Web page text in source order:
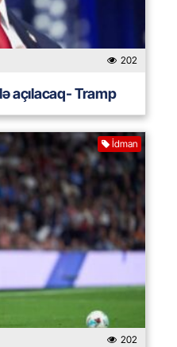
202
açılacaq- Tramp
İdman
202